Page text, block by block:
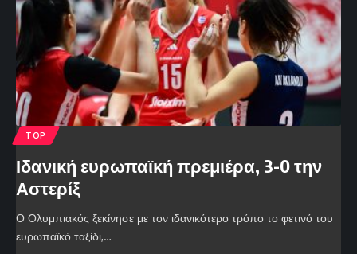
TOP
Ιδανική ευρωπαϊκή πρεμιέρα, 3-0 την
Αστερίξ
Ο Ολυμπιακός ξεκίνησε με τον ιδανικότερο τρόπο το φετινό του
ευρωπαϊκό ταξίδι,…